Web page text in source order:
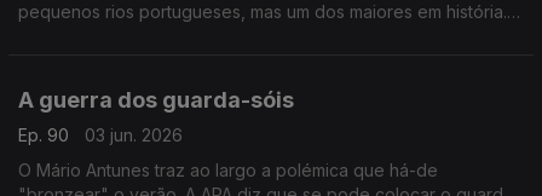
pequenos rios portugueses, mas um dos maiores em história.
A guerra dos guarda-sóis
Ep. 90
03 jun. 2026
O Mário Antunes traz ao largo a polémica que há-de